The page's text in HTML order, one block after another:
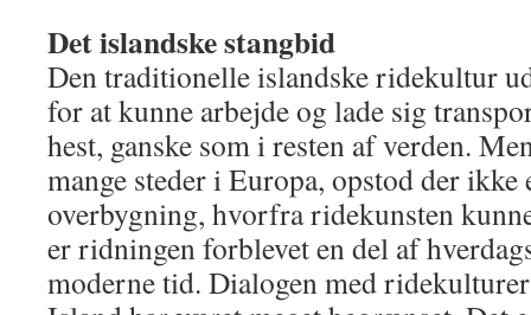
Det islandske stangbid
Den traditionelle islandske ridekultur
for at kunne arbejde og lade sig
hest, ganske som i resten af verden.
mange steder i Europa, opstod der ikke
overbygning, hvorfra ridekunsten
er ridningen forblevet en del af
moderne tid. Dialogen med